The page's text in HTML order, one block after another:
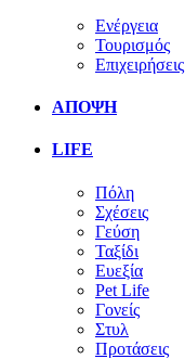
Ενέργεια
Τουρισμός
Επιχειρήσεις
ΑΠΟΨΗ
LIFE
Πόλη
Σχέσεις
Γεύση
Ταξίδι
Ευεξία
Pet Life
Γονείς
Στυλ
Προτάσεις